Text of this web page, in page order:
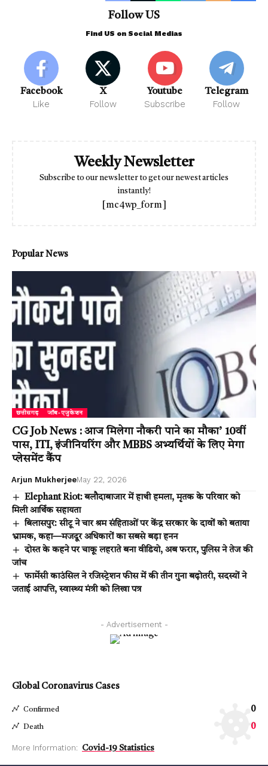
Follow US
Find US on Social Medias
Facebook
Like
X
Follow
Youtube
Subscribe
Telegram
Follow
Weekly Newsletter
Subscribe to our newsletter to get our newest articles
instantly!
[mc4wp_form]
Popular News
छत्तीसगढ़ जॉब-एजुकेशन
CG Job News : आज मिलेगा नौकरी पाने का मौका’ 10वीं
पास, ITI, इंजीनियरिंग और MBBS अभ्यर्थियों के लिए मेगा
प्लेसमेंट कैंप
Arjun MukherjeeMay 22, 2026
Elephant Riot: बलौदाबाजार में हाथी हमला, मृतक के परिवार को
मिली आर्थिक सहायता
बिलासपुर: सीटू ने चार श्रम संहिताओं पर केंद्र सरकार के दावों को बताया
भ्रामक, कहा—मजदूर अधिकारों का सबसे बड़ा हनन
दोस्त के कहने पर चाकू लहराते बना वीडियो, अब फरार, पुलिस ने तेज की
जांच
फार्मेसी काउंसिल ने रजिस्ट्रेशन फीस में की तीन गुना बढ़ोतरी, सदस्यों ने
जताई आपत्ति, स्वास्थ्य मंत्री को लिखा पत्र
- Advertisement -
Global Coronavirus Cases
Confirmed 0
Death 0
More Information: Covid-19 Statistics